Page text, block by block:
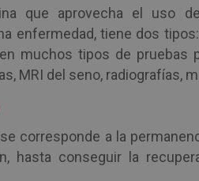
que aprovecha el uso
enfermedad, tiene dos
muchos tipos de pruebas
MRI del seno, radiografías,
corresponde a la
hasta conseguir la